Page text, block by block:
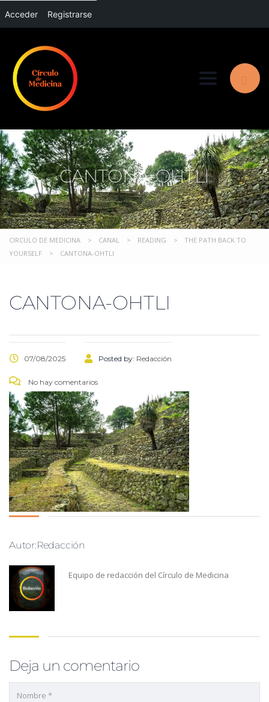
Acceder Registrarse
Toggle
CANTONA-OHTLI
CIRCULO DE MEDICINA > CANAL > READING >
THE PATH BACK TO
YOURSELF
> CANTONA-OHTLI
CANTONA-OHTLI
07/08/2025 Posted by: Redacción
No hay comentarios
Autor:Redacción
Equipo de redacción del Círculo de Medicina
Deja un comentario